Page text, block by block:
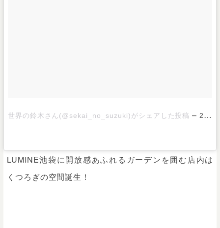
世界の鈴木さん(@sekai_no_suzuki)がシェアした投稿 –2017 10月 16 6:16午後 PDT
LUMINE池袋に開放感あふれるガーデンを囲む店内は
くつろぎの空間誕生！